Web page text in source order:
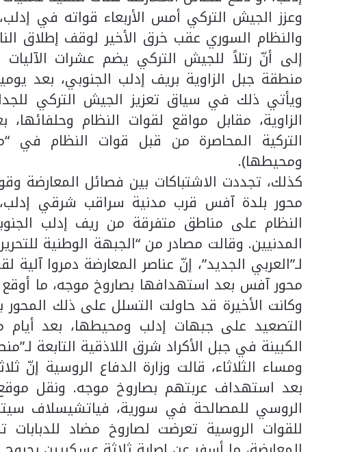
وعزز الجيش التركي أمس الأربعاء قواته في
والنظام السوري عقب خرق الأخير لوقف إطلاق
إلى أنّ رتلاً للجيش التركي يضم عشرات الآليات
منطقة جبل الزاوية بريف إدلب الجنوبي، بعد
ويأتي ذلك في سياق تعزيز الجيش التركي
الزاوية، مقابل مواقع لقوات النظام
التركية المحاصرة من قبل قوات النظام في
ومحيطها).
كذلك، تجددت الاشتباكات بين فصائل المعارضة
محور بلدة آفس قرب مدنية سراقب شرقي
النظام على مناطق متفرقة من ريف إدلب
المدنيين. وقالت مصادر من “الجبهة الوطنية
لـ”العربي الجديد”، إنّ عناصر المعارضة دمروا
محور آفس بعد استهدافها بصاروخ موجه، ما
وكانت الأخيرة قد حاولت التسلل على ذلك
التصعيد على جبهات إدلب ومحيطها، بعد
الكبينة في جبل الأكراد شرق اللاذقية التابعة
ومساء الثلاثاء، قالت وزارة الدفاع الروسية
بعد استهداف عربتهم بصاروخ موجه. ونقل
الروسي للمصالحة في سورية، فياتشيسلاف
للقوات الروسية تعرضت لصاروخ مضاد